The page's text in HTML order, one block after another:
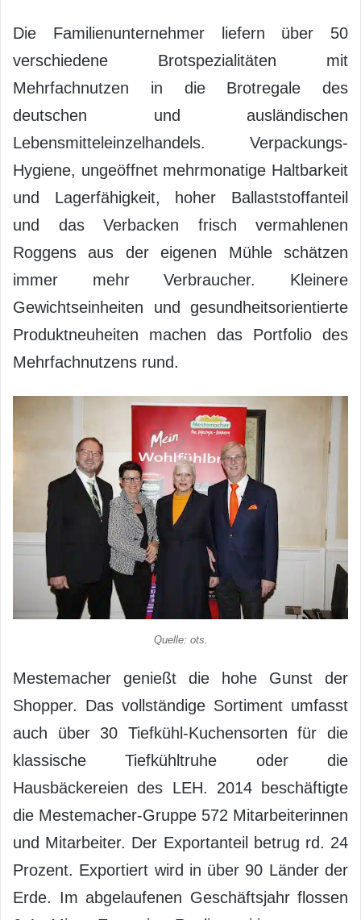
Die Familienunternehmer liefern über 50
verschiedene Brotspezialitäten mit
Mehrfachnutzen in die Brotregale des
deutschen und ausländischen
Lebensmitteleinzelhandels. Verpackungs-
Hygiene, ungeöffnet mehrmonatige Haltbarkeit
und Lagerfähigkeit, hoher Ballaststoffanteil
und das Verbacken frisch vermahlenen
Roggens aus der eigenen Mühle schätzen
immer mehr Verbraucher. Kleinere
Gewichtseinheiten und gesundheitsorientierte
Produktneuheiten machen das Portfolio des
Mehrfachnutzens rund.
Quelle: ots.
Mestemacher genießt die hohe Gunst der
Shopper. Das vollständige Sortiment umfasst
auch über 30 Tiefkühl-Kuchensorten für die
klassische Tiefkühltruhe oder die
Hausbäckereien des LEH. 2014 beschäftigte
die Mestemacher-Gruppe 572 Mitarbeiterinnen
und Mitarbeiter. Der Exportanteil betrug rd. 24
Prozent. Exportiert wird in über 90 Länder der
Erde. Im abgelaufenen Geschäftsjahr flossen